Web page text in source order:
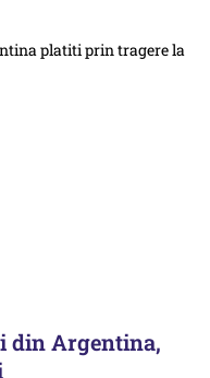
din Argentina,